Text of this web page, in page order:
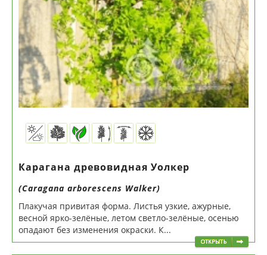
Карагана древовидная Уолкер
(Caragana arborescens Walker)
Плакучая привитая форма. Листья узкие, ажурные,
весной ярко-зелёные, летом светло-зелёные, осенью
опадают без изменения окраски. К...